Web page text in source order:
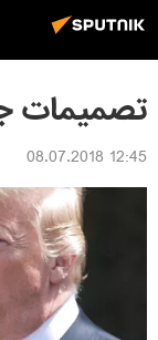
تصمیمات
12:45 08.07.2018